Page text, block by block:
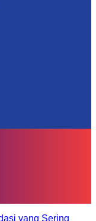
yang Sering